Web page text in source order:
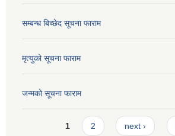
सम्बन्ध बिच्छेद सूचना फाराम
मृत्युको सूचना फाराम
जन्मको सूचना फाराम
Pages1 2 next ›